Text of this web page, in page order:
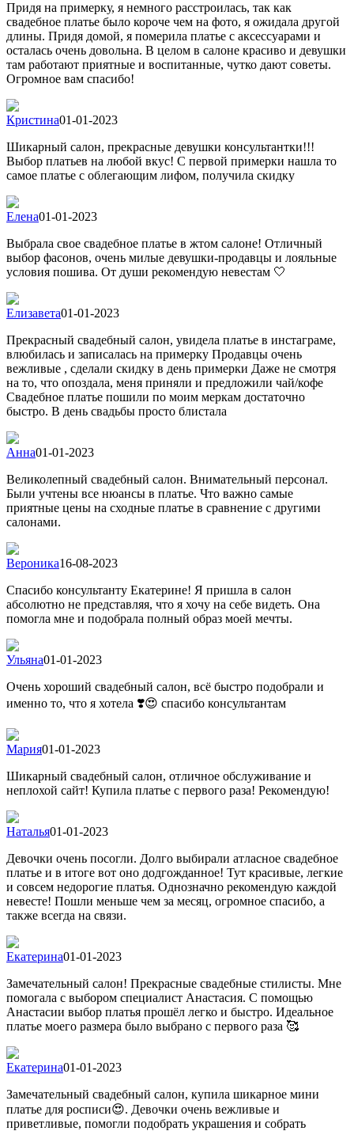
Придя на примерку, я немного расстроилась, так как
свадебное платье было короче чем на фото, я ожидала другой
длины. Придя домой, я померила платье с аксессуарами и
осталась очень довольна. В целом в салоне красиво и девушки
там работают приятные и воспитанные, чутко дают советы.
Огромное вам спасибо!
Кристина01-01-2023
Шикарный салон, прекрасные девушки консультантки!!!
Выбор платьев на любой вкус! С первой примерки нашла то
самое платье с облегающим лифом, получила скидку
Елена01-01-2023
Выбрала свое свадебное платье в жтом салоне! Отличный
выбор фасонов, очень милые девушки-продавцы и лояльные
условия пошива. От души рекомендую невестам 🤍
Елизавета01-01-2023
Прекрасный свадебный салон, увидела платье в инстаграме,
влюбилась и записалась на примерку Продавцы очень
вежливые , сделали скидку в день примерки Даже не смотря
на то, что опоздала, меня приняли и предложили чай/кофе
Свадебное платье пошили по моим меркам достаточно
быстро. В день свадьбы просто блистала
Анна01-01-2023
Великолепный свадебный салон. Внимательный персонал.
Были учтены все нюансы в платье. Что важно самые
приятные цены на сходные платье в сравнение с другими
салонами.
Вероника16-08-2023
Спасибо консультанту Екатерине! Я пришла в салон
абсолютно не представляя, что я хочу на себе видеть. Она
помогла мне и подобрала полный образ моей мечты.
Ульяна01-01-2023
Очень хороший свадебный салон, всё быстро подобрали и
именно то, что я хотела ❣️😍 спасибо консультантам
Мария01-01-2023
Шикарный свадебный салон, отличное обслуживание и
неплохой сайт! Купила платье с первого раза! Рекомендую!
Наталья01-01-2023
Девочки очень посогли. Долго выбирали атласное свадебное
платье и в итоге вот оно додгожданное! Тут красивые, легкие
и совсем недорогие платья. Однозначно рекомендую каждой
невесте! Пошли меньше чем за месяц, огромное спасибо, а
также всегда на связи.
Екатерина01-01-2023
Замечательный салон! Прекрасные свадебные стилисты. Мне
помогала с выбором специалист Анастасия. С помощью
Анастасии выбор платья прошёл легко и быстро. Идеальное
платье моего размера было выбрано с первого раза 🥰
Екатерина01-01-2023
Замечательный свадебный салон, купила шикарное мини
платье для росписи😍. Девочки очень вежливые и
приветливые, помогли подобрать украшения и собрать